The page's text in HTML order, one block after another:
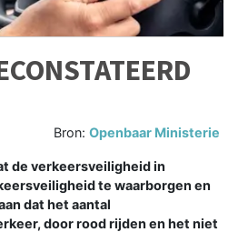
Bron:Openbaar Ministerie
de verkeersveiligheid in
te waarborgen en
dat het aantal
door rood rijden en het niet